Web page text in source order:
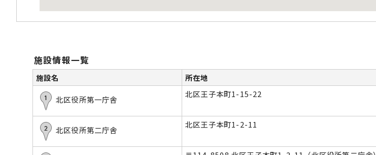
施設情報一覧
施設名 所在地
北区役所第一庁舎
北区王子本町1-15-22
北区役所第二庁舎
北区王子本町1-2-11